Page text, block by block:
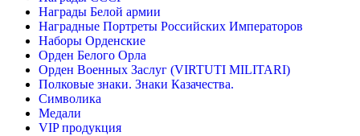
Награды Белой армии
Наградные Портреты Российских Императоров
Наборы Орденские
Орден Белого Орла
Орден Военных Заслуг (VIRTUTI MILITARI)
Полковые знаки. Знаки Казачества.
Символика
Медали
VIP продукция